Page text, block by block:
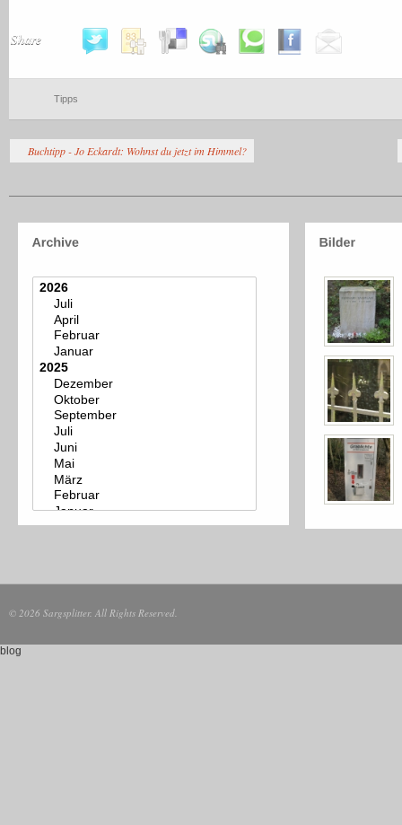
Share
Tipps
Buchtipp - Jo Eckardt: Wohnst du jetzt im Himmel?
© 2026 Sargsplitter. All Rights Reserved.
blog